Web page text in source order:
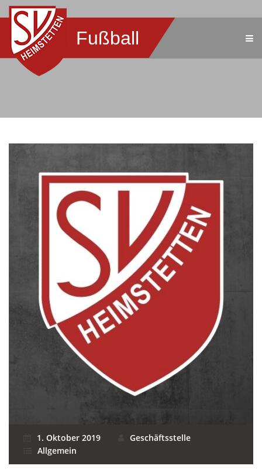
Fußball
1. Oktober 2019
Geschäftsstelle
Allgemein